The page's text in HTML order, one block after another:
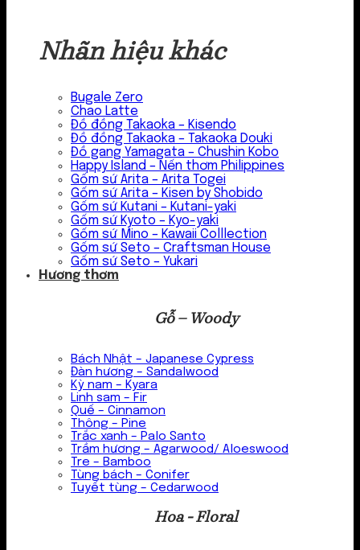
Nhãn hiệu khác
Bugale Zero
Chao Latte
Đồ đồng Takaoka – Kisendo
Đồ đồng Takaoka – Takaoka Douki
Đồ gang Yamagata – Chushin Kobo
Happy Island – Nến thơm Philippines
Gốm sứ Arita – Arita Togei
Gốm sứ Arita – Kisen by Shobido
Gốm sứ Kutani – Kutani-yaki
Gốm sứ Kyoto – Kyo-yaki
Gốm sứ Mino – Kawaii Colllection
Gốm sứ Seto – Craftsman House
Gốm sứ Seto – Yukari
Hương thơm
Gỗ – Woody
Bách Nhật – Japanese Cypress
Đàn hương – Sandalwood
Kỳ nam – Kyara
Linh sam – Fir
Quế – Cinnamon
Thông – Pine
Trắc xanh – Palo Santo
Trầm hương – Agarwood/ Aloeswood
Tre – Bamboo
Tùng bách – Conifer
Tuyết tùng – Cedarwood
Hoa - Floral